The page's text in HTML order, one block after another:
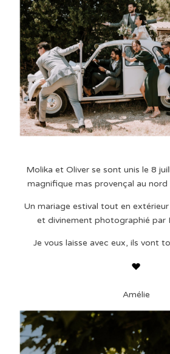
Molika et Oliver se sont unis le 8
magnifique mas provençal au nord
Un mariage estival tout en
et divinement photographié par
Je vous laisse avec eux, ils vont
Amélie